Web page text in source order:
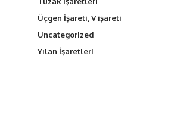
Üçgen İşareti, V işareti
Uncategorized
Yılan İşaretleri